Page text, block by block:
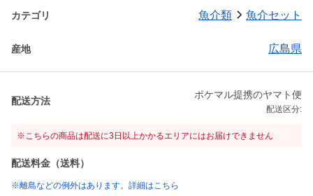
カテゴリ 魚介類 魚介セット
産地 広島県
配送方法
ポケマル提携のヤマト便
配送区分:
※こちらの商品は配送に3日以上かかるエリアにはお届けできません
配送料金（送料）
※離島などの例外はあります。詳細はこちら